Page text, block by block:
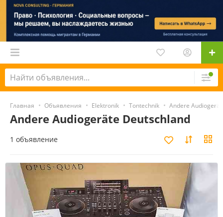
Главная Объявления Elektronik Tontechnik Andere
Andere Audiogeräte Deutschland
1 объявление